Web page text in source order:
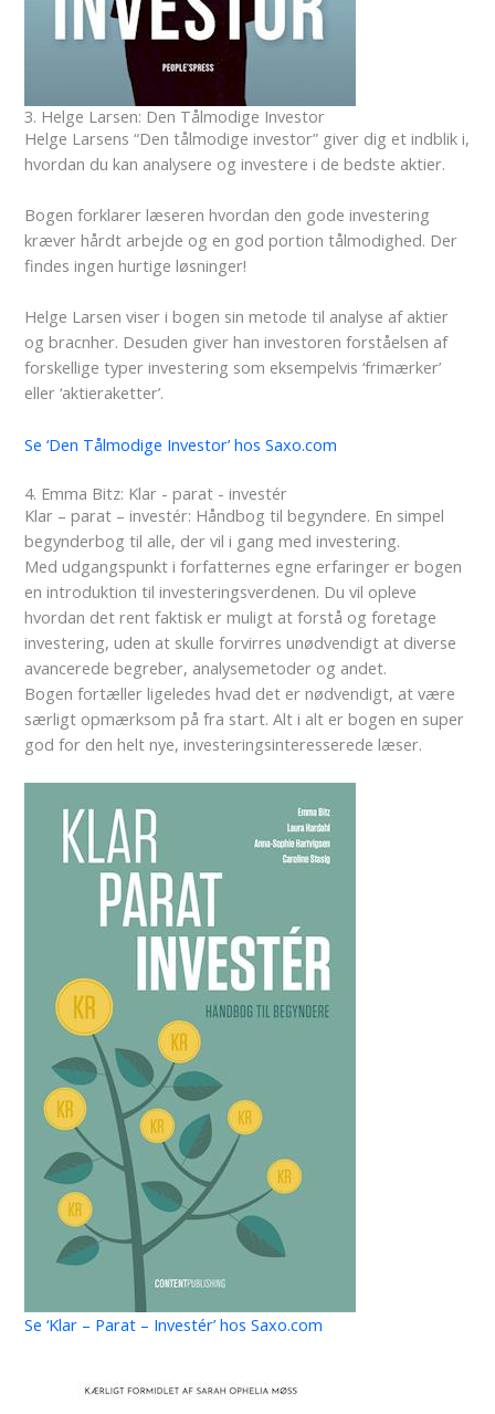
3. Helge Larsen: Den Tålmodige Investor
Helge Larsens “Den tålmodige investor” giver dig et indblik i,
hvordan du kan analysere og investere i de bedste aktier.
Bogen forklarer læseren hvordan den gode investering
kræver hårdt arbejde og en god portion tålmodighed. Der
findes ingen hurtige løsninger!
Helge Larsen viser i bogen sin metode til analyse af aktier
og bracnher. Desuden giver han investoren forståelsen af
forskellige typer investering som eksempelvis ‘frimærker’
eller ‘aktieraketter’.
Se ‘Den Tålmodige Investor’ hos Saxo.com
4. Emma Bitz: Klar - parat - investér
Klar – parat – investér: Håndbog til begyndere. En simpel
begynderbog til alle, der vil i gang med investering.
Med udgangspunkt i forfatternes egne erfaringer er bogen
en introduktion til investeringsverdenen. Du vil opleve
hvordan det rent faktisk er muligt at forstå og foretage
investering, uden at skulle forvirres unødvendigt at diverse
avancerede begreber, analysemetoder og andet.
Bogen fortæller ligeledes hvad det er nødvendigt, at være
særligt opmærksom på fra start. Alt i alt er bogen en super
god for den helt nye, investeringsinteresserede læser.
Se ‘Klar – Parat – Investér’ hos Saxo.com